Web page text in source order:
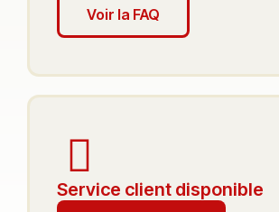
Voir la FAQ
Service client disponible